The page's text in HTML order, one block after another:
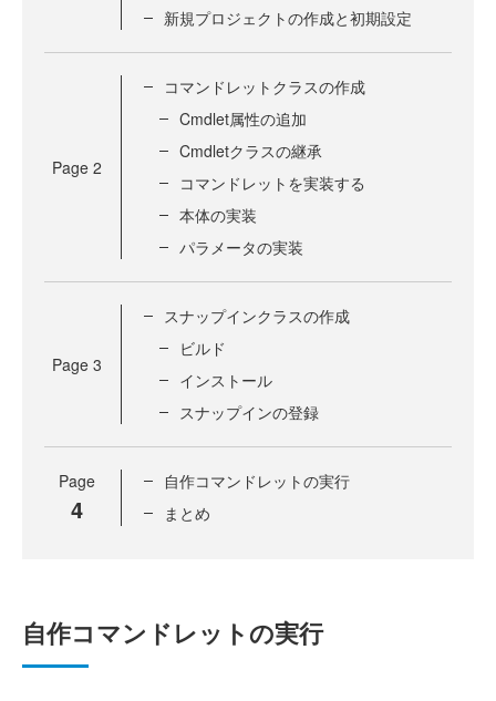
新規プロジェクトの作成と初期設定
Page 2
コマンドレットクラスの作成
Cmdlet属性の追加
Cmdletクラスの継承
コマンドレットを実装する
本体の実装
パラメータの実装
Page 3
スナップインクラスの作成
ビルド
インストール
スナップインの登録
Page
4
自作コマンドレットの実行
まとめ
自作コマンドレットの実行